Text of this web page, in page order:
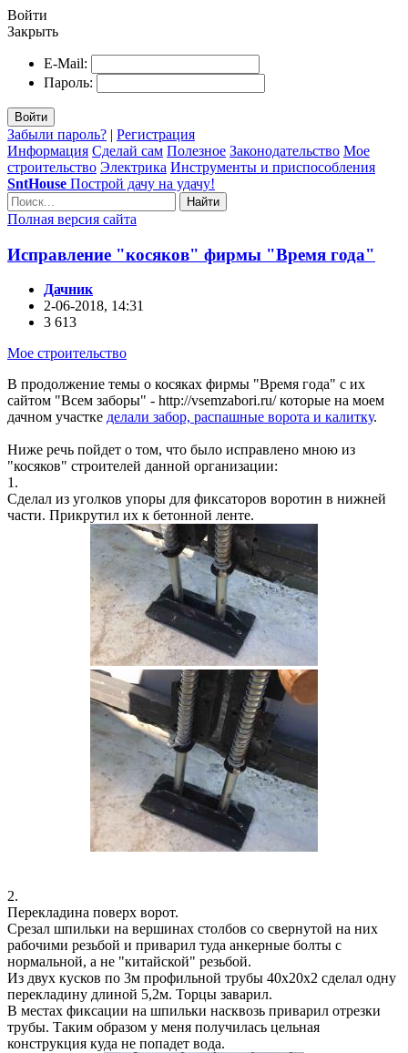
Войти
Закрыть
E-Mail:
Пароль:
Войти
Забыли пароль? | Регистрация
Информация Сделай сам Полезное Законодательство Мое
строительство Электрика Инструменты и приспособления
SntHouse Построй дачу на удачу!
Найти
Полная версия сайта
Исправление "косяков" фирмы "Время года"
Дачник
2-06-2018, 14:31
3 613
Мое строительство
В продолжение темы о косяках фирмы "Время года" с их
сайтом "Всем заборы" - http://vsemzabori.ru/ которые на моем
дачном участке делали забор, распашные ворота и калитку.
Ниже речь пойдет о том, что было исправлено мною из
"косяков" строителей данной организации:
1.
Сделал из уголков упоры для фиксаторов воротин в нижней
части. Прикрутил их к бетонной ленте.
2.
Перекладина поверх ворот.
Срезал шпильки на вершинах столбов со свернутой на них
рабочими резьбой и приварил туда анкерные болты с
нормальной, а не "китайской" резьбой.
Из двух кусков по 3м профильной трубы 40х20х2 сделал одну
перекладину длиной 5,2м. Торцы заварил.
В местах фиксации на шпильки насквозь приварил отрезки
трубы. Таким образом у меня получилась цельная
конструкция куда не попадет вода.